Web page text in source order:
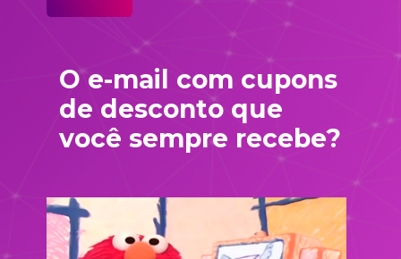
O e-mail com cupons
de desconto que
você sempre recebe?